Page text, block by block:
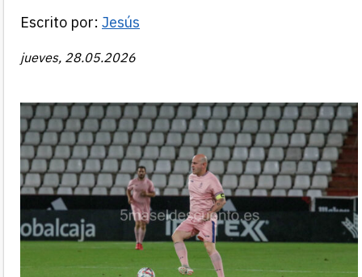
Escrito por: Jesús
jueves, 28.05.2026